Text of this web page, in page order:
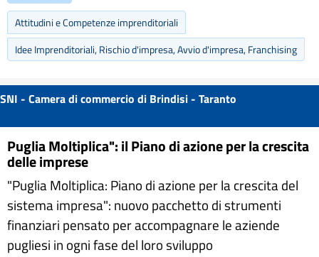
Attitudini e Competenze imprenditoriali
Idee Imprenditoriali, Rischio d'impresa, Avvio d'impresa, Franchising
SNI - Camera di commercio di Brindisi - Taranto
Puglia Moltiplica": il Piano di azione per la crescita
delle imprese
"Puglia Moltiplica: Piano di azione per la crescita del
sistema impresa": nuovo pacchetto di strumenti
finanziari pensato per accompagnare le aziende
pugliesi in ogni fase del loro sviluppo